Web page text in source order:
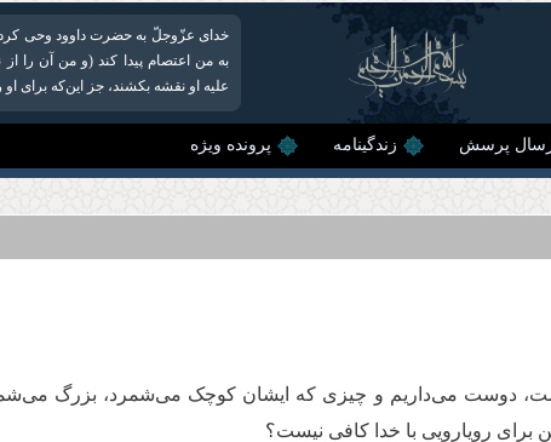
خدای عزّوجلّ به حضرت داوود وحی کرد:
به من اعتصام پیدا کند (و من آن را
علیه او نقشه بکشند، جز این‌که برای
پرسش زندگینامه پرونده ویژه
دوست می‌داریم و چیزی که ایشان کوچک می‌شمرد، بزرگ
برای رویارویی با خدا کافی نیست؟